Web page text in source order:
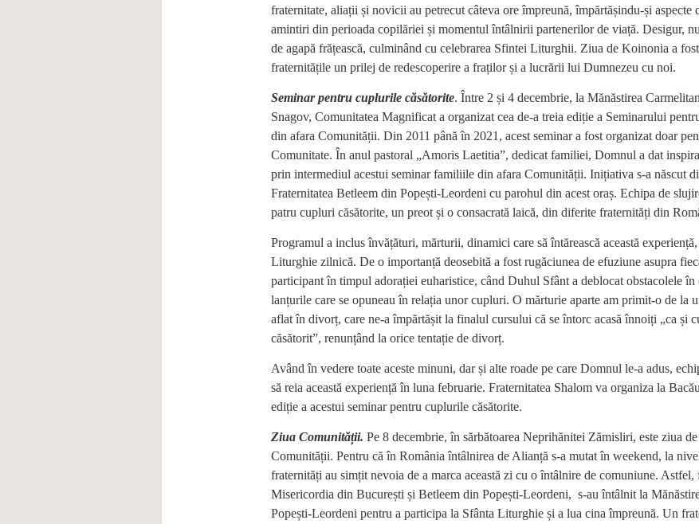
fraternitate, aliații și novicii au petrecut câteva ore împreună, împărtășindu-și aspecte
amintiri din perioada copilăriei și momentul întâlnirii partenerilor de viață. Desigur,
de agapă frățească, culminând cu celebrarea Sfintei Liturghii. Ziua de Koinonia a
fraternitățile un prilej de redescoperire a fraților și a lucrării lui Dumnezeu cu noi.
Seminar pentru cuplurile căsătorite. Între 2 și 4 decembrie, la Mănăstirea
Snagov, Comunitatea Magnificat a organizat cea de-a treia ediție a Seminarului
din afara Comunității. Din 2011 până în 2021, acest seminar a fost organizat doar
Comunitate. În anul pastoral „Amoris Laetitia”, dedicat familiei, Domnul a dat
prin intermediul acestui seminar familiile din afara Comunității. Inițiativa s-a născut
Fraternitatea Betleem din Popești-Leordeni cu parohul din acest oraș. Echipa de
patru cupluri căsătorite, un preot și o consacrată laică, din diferite fraternități din
Programul a inclus învățături, mărturii, dinamici care să întărească această
Liturghie zilnică. De o importanță deosebită a fost rugăciunea de efuziune asupra
participant în timpul adorației euharistice, când Duhul Sfânt a deblocat obstacolele în
lanțurile care se opuneau în relația unor cupluri. O mărturie aparte am primit-o de la
aflat în divorț, care ne-a împărtășit la finalul cursului că se întorc acasă înnoiți „ca și
căsătorit”, renunțând la orice tentație de divorț.
Având în vedere toate aceste minuni, dar și alte roade pe care Domnul le-a adus,
să reia această experiență în luna februarie. Fraternitatea Shalom va organiza la
ediție a acestui seminar pentru cuplurile căsătorite.
Ziua Comunității. Pe 8 decembrie, în sărbătoarea Neprihănitei Zămisliri, este ziua de
Comunității. Pentru că în România întâlnirea de Alianță s-a mutat în weekend, la
fraternități au simțit nevoia de a marca această zi cu o întâlnire de comuniune. Astfel,
Misericordia din București și Betleem din Popești-Leordeni, s-au întâlnit la
Popești-Leordeni pentru a participa la Sfânta Liturghie și a lua cina împreună. Un